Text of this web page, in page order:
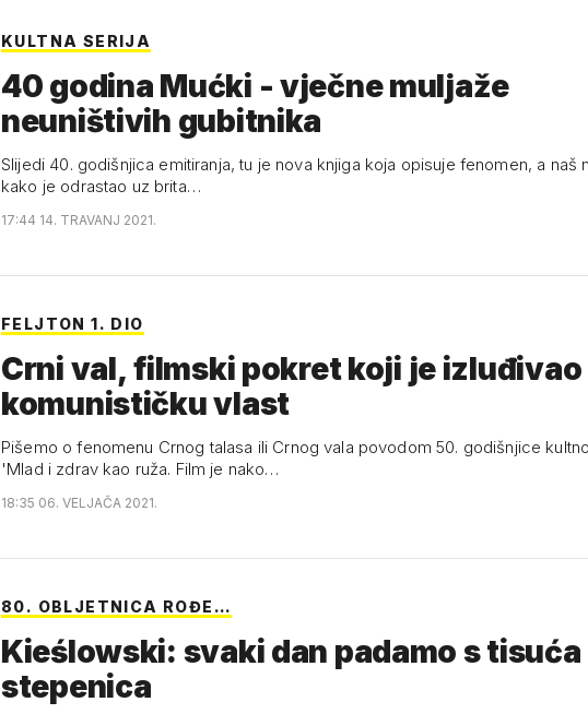
KULTNA SERIJA
40 godina Mućki - vječne muljaže
neuništivih gubitnika
Slijedi 40. godišnjica emitiranja, tu je nova knjiga koja opisuje fenomen, a naš
kako je odrastao uz brita…
17:44 14. TRAVANJ 2021.
FELJTON 1. DIO
Crni val, filmski pokret koji je izluđivao
komunističku vlast
Pišemo o fenomenu Crnog talasa ili Crnog vala povodom 50. godišnjice
'Mlad i zdrav kao ruža. Film je nako…
18:35 06. VELJAČA 2021.
80. OBLJETNICA ROĐE…
Kieślowski: svaki dan padamo s tisuća
stepenica